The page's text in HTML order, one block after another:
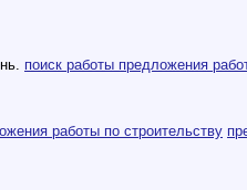
поиск работы предложения
работы по строительству